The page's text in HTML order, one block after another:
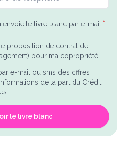
le livre blanc par e-mail. *
proposition de contrat de
pour ma copropriété.
e-mail ou sms des offres
de la part du Crédit
le livre blanc